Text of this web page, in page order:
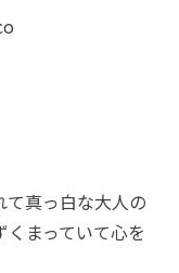
て真っ白な大人の
まっていて心を